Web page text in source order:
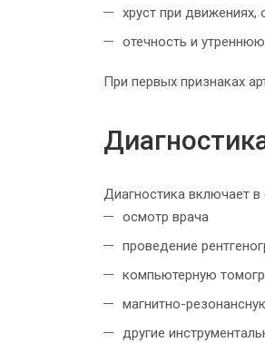
хруст при движениях,
отечность и
При первых признаках
Диагностика включает в
осмотр врача
проведение
компьютерную
магнитно-
другие